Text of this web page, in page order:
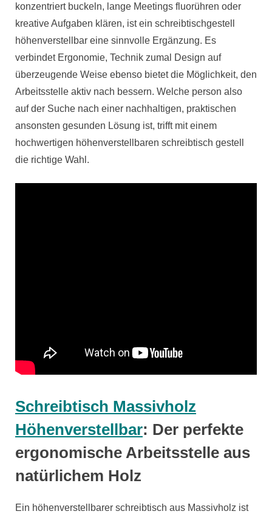
konzentriert buckeln, lange Meetings fluorühren oder
kreative Aufgaben klären, ist ein schreibtischgestell
höhenverstellbar eine sinnvolle Ergänzung. Es
verbindet Ergonomie, Technik zumal Design auf
überzeugende Weise ebenso bietet die Möglichkeit, den
Arbeitsstelle aktiv nach bessern. Welche person also
auf der Suche nach einer nachhaltigen, praktischen
ansonsten gesunden Lösung ist, trifft mit einem
hochwertigen höhenverstellbaren schreibtisch gestell
die richtige Wahl.
Schreibtisch Massivholz
Höhenverstellbar: Der perfekte
ergonomische Arbeitsstelle aus
natürlichem Holz
Ein höhenverstellbarer schreibtisch aus Massivholz ist